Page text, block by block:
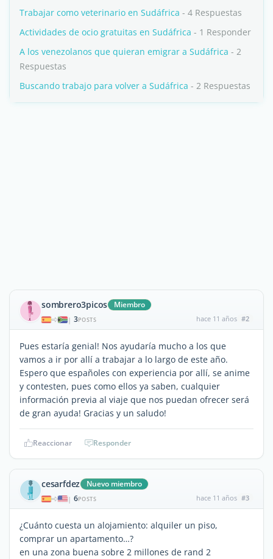
Trabajar como veterinario en Sudáfrica - 4 Respuestas
Actividades de ocio gratuitas en Sudáfrica - 1 Responder
A los venezolanos que quieran emigrar a Sudáfrica - 2
Respuestas
Buscando trabajo para volver a Sudáfrica - 2 Respuestas
sombrero3picos Miembro
| 3POSTS hace 11 años #2
Pues estaría genial! Nos ayudaría mucho a los que
vamos a ir por allí a trabajar a lo largo de este año.
Espero que españoles con experiencia por allí, se anime
y contesten, pues como ellos ya saben, cualquier
información previa al viaje que nos puedan ofrecer será
de gran ayuda! Gracias y un saludo!
Reaccionar Responder
cesarfdez Nuevo miembro
| 6POSTS hace 11 años #3
¿Cuánto cuesta un alojamiento: alquiler un piso,
comprar un apartamento…?
en una zona buena sobre 2 millones de rand 2